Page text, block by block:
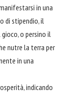
in una
di stipendio, il
o persino il
nutre la terra per
in una
indicando